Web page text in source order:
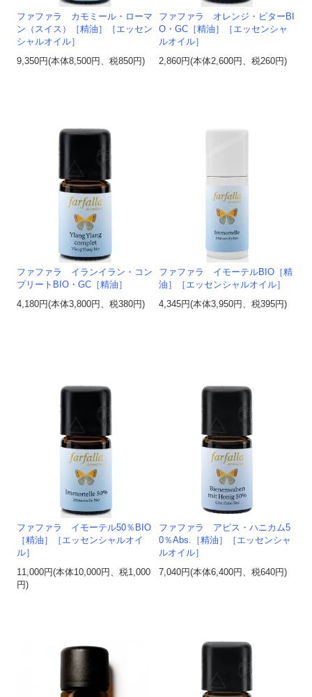
ファファラ カモミール・ローマ
ン（スイス）［精油］［エッセン
シャルオイル］
9,350円(本体8,500円、税850円)
ファファラ オレンジ・ビターBI
O・GC［精油］［エッセンシャ
ルオイル］
2,860円(本体2,600円、税260円)
ファファラ イランイラン・コン
プリートBIO・GC［精油］
4,180円(本体3,800円、税380円)
ファファラ イモーテルBIO［精
油］［エッセンシャルオイル］
4,345円(本体3,950円、税395円)
ファファラ イモーテル50％BIO
［精油］［エッセンシャルオイ
ル］
11,000円(本体10,000円、税1,000
円)
ファファラ アピス・ハニカム5
0％Abs.［精油］［エッセンシャ
ルオイル］
7,040円(本体6,400円、税640円)